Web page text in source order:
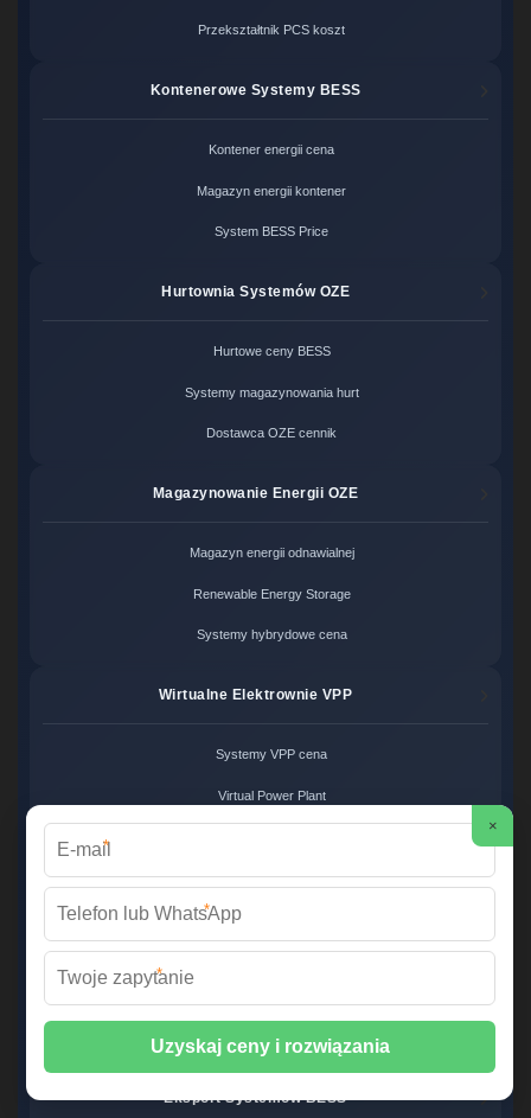
Przekształtnik PCS koszt
Kontenerowe Systemy BESS
Kontener energii cena
Magazyn energii kontener
System BESS Price
Hurtownia Systemów OZE
Hurtowe ceny BESS
Systemy magazynowania hurt
Dostawca OZE cennik
Magazynowanie Energii OZE
Magazyn energii odnawialnej
Renewable Energy Storage
Systemy hybrydowe cena
Wirtualne Elektrownie VPP
Systemy VPP cena
Virtual Power Plant
Usługi ODM cena
Producent magazynów energii
Eksport Systemów BESS
×
*
*
*